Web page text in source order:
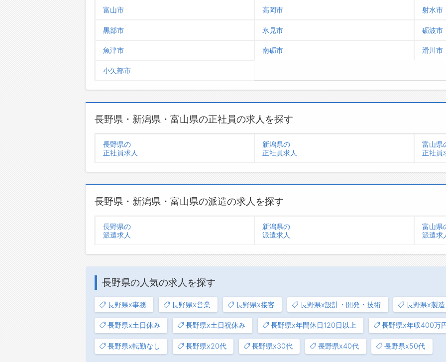
富山市 高岡市 射水市
黒部市 氷見市 砺波市
魚津市 南砺市 滑川市
小矢部市
長野県・新潟県・富山県の正社員の求人を探す
長野県の
正社員求人
新潟県の
正社員求人
富山県
正社員
長野県・新潟県・富山県の派遣の求人を探す
長野県の
派遣求人
新潟県の
派遣求人
富山県
派遣求
長野県の人気の求人を探す
長野県x事務 長野県x営業 長野県x接客 長野県x設計・開発・技術 長野県x製
長野県x土日休み 長野県x土日祝休み 長野県x年間休日120日以上 長野県x年収400万
長野県x転勤なし 長野県x20代 長野県x30代 長野県x40代 長野県x50代